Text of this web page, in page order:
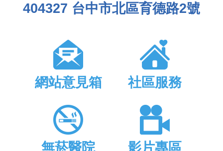
404327 台中市北區育德路2號
網站意見箱 社區服務
無菸醫院 影片專區